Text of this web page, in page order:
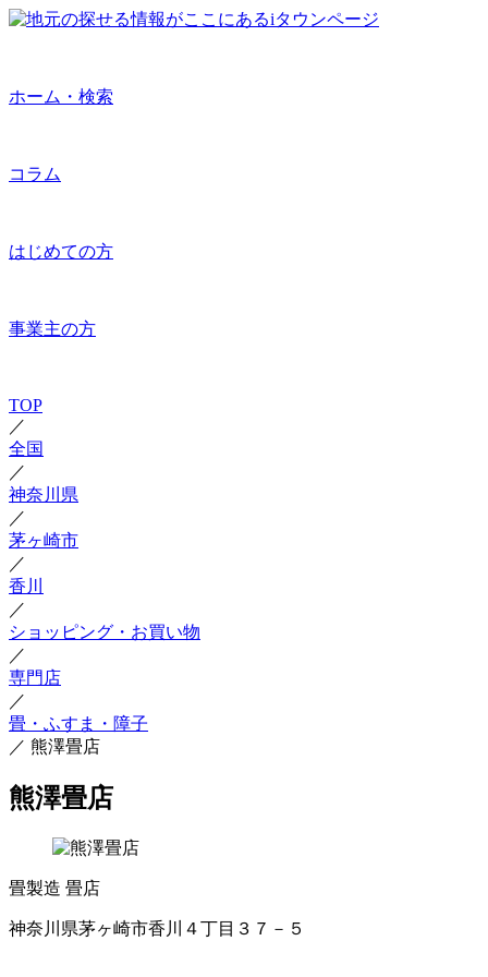
ホーム・検索
コラム
はじめての方
事業主の方
TOP
／
全国
／
神奈川県
／
茅ヶ崎市
／
香川
／
ショッピング・お買い物
／
専門店
／
畳・ふすま・障子
／ 熊澤畳店
熊澤畳店
畳製造 畳店
神奈川県茅ヶ崎市香川４丁目３７－５